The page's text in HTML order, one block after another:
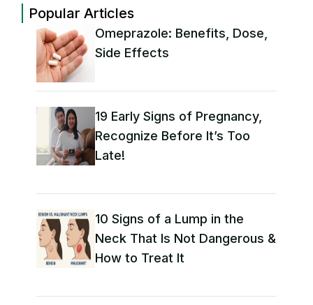
Popular Articles
Omeprazole: Benefits, Dose,
Side Effects
19 Early Signs of Pregnancy,
Recognize Before It’s Too
Late!
10 Signs of a Lump in the
Neck That Is Not Dangerous &
How to Treat It